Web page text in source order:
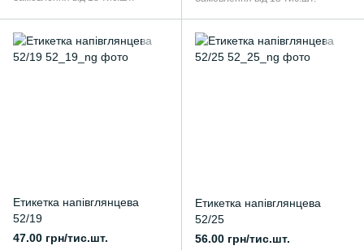
Етикетка напівглянцева
52/19
47.00 грн/тис.шт.
Етикетка напівглянцева
52/25
56.00 грн/тис.шт.